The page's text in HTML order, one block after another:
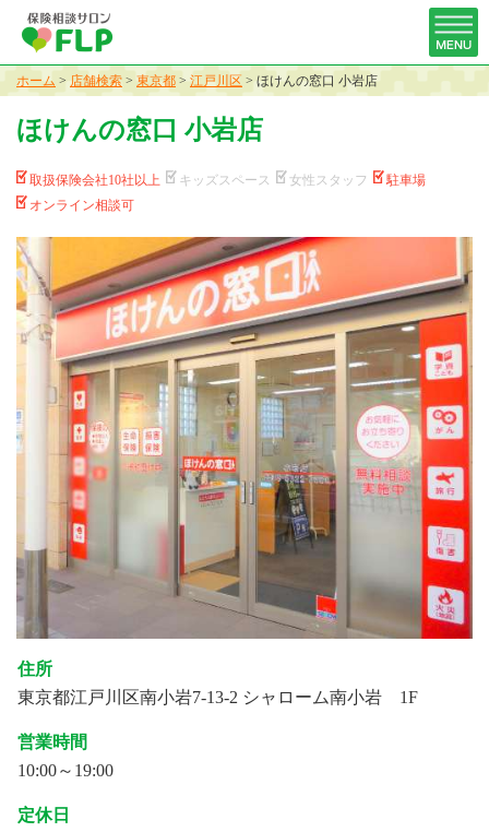
ホーム > 店舗検索 > 東京都 > 江戸川区 > ほけんの窓口 小岩店
ほけんの窓口 小岩店
取扱保険会社10社以上 キッズスペース 女性スタッフ
駐車場
オンライン相談可
住所
東京都江戸川区南小岩7-13-2 シャローム南小岩 1F
営業時間
10:00～19:00
定休日